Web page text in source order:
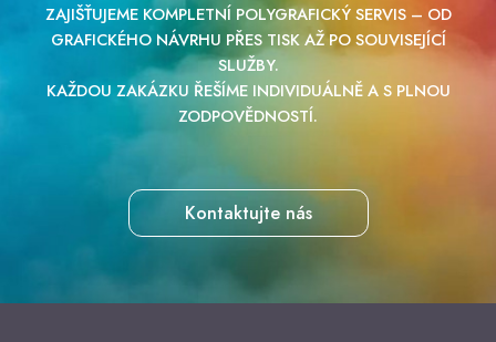
ZAJIŠŤUJEME KOMPLETNÍ POLYGRAFICKÝ SERVIS – OD
GRAFICKÉHO NÁVRHU PŘES TISK AŽ PO SOUVISEJÍCÍ
SLUŽBY.
KAŽDOU ZAKÁZKU ŘEŠÍME INDIVIDUÁLNĚ A S PLNOU
ZODPOVĚDNOSTÍ.
Kontaktujte nás